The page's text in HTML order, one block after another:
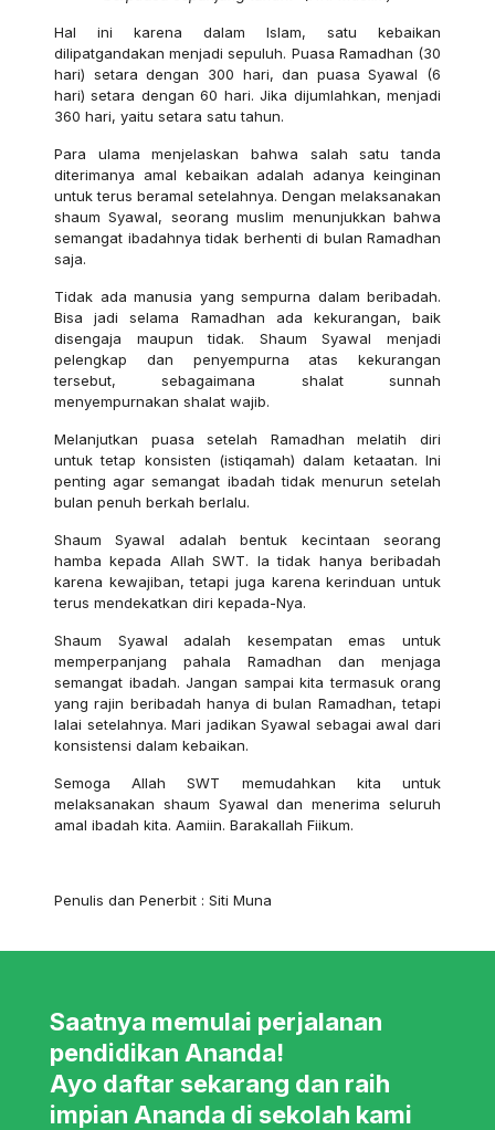
Hal ini karena dalam Islam, satu kebaikan
dilipatgandakan menjadi sepuluh. Puasa Ramadhan (30
hari) setara dengan 300 hari, dan puasa Syawal (6
hari) setara dengan 60 hari. Jika dijumlahkan, menjadi
360 hari, yaitu setara satu tahun.
Para ulama menjelaskan bahwa salah satu tanda
diterimanya amal kebaikan adalah adanya keinginan
untuk terus beramal setelahnya. Dengan melaksanakan
shaum Syawal, seorang muslim menunjukkan bahwa
semangat ibadahnya tidak berhenti di bulan Ramadhan
saja.
Tidak ada manusia yang sempurna dalam beribadah.
Bisa jadi selama Ramadhan ada kekurangan, baik
disengaja maupun tidak. Shaum Syawal menjadi
pelengkap dan penyempurna atas kekurangan
tersebut, sebagaimana shalat sunnah
menyempurnakan shalat wajib.
Melanjutkan puasa setelah Ramadhan melatih diri
untuk tetap konsisten (istiqamah) dalam ketaatan. Ini
penting agar semangat ibadah tidak menurun setelah
bulan penuh berkah berlalu.
Shaum Syawal adalah bentuk kecintaan seorang
hamba kepada Allah SWT. Ia tidak hanya beribadah
karena kewajiban, tetapi juga karena kerinduan untuk
terus mendekatkan diri kepada-Nya.
Shaum Syawal adalah kesempatan emas untuk
memperpanjang pahala Ramadhan dan menjaga
semangat ibadah. Jangan sampai kita termasuk orang
yang rajin beribadah hanya di bulan Ramadhan, tetapi
lalai setelahnya. Mari jadikan Syawal sebagai awal dari
konsistensi dalam kebaikan.
Semoga Allah SWT memudahkan kita untuk
melaksanakan shaum Syawal dan menerima seluruh
amal ibadah kita. Aamiin. Barakallah Fiikum.
Penulis dan Penerbit : Siti Muna
Saatnya memulai perjalanan
pendidikan Ananda!
Ayo daftar sekarang dan raih
impian Ananda di sekolah kami